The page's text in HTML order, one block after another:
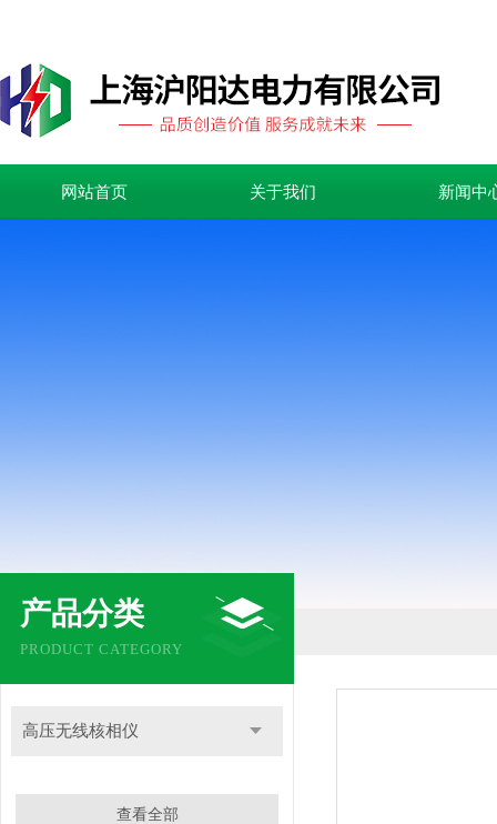
网站首页 关于我们 新闻中
产品分类
PRODUCT CATEGORY
高压无线核相仪
查看全部